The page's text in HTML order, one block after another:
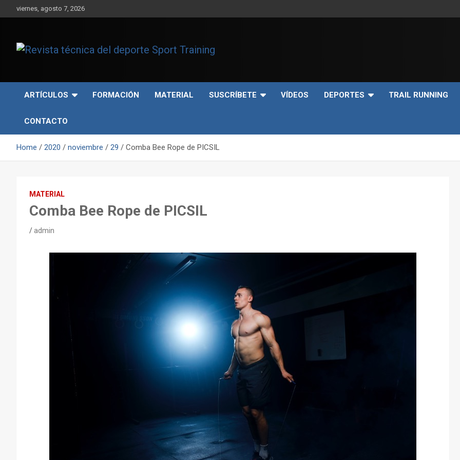
to
viernes, agosto 7, 2026
deporte Sport Training
ARTÍCULOS FORMACIÓN MATERIAL SUSCRÍBETE VÍDEOS DEPORTES TRAIL RUNNING
CONTACTO
Home 2020 noviembre 29 Comba Bee Rope de PICSIL
MATERIAL
Comba Bee Rope de PICSIL
admin